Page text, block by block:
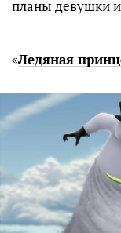
планы девушки
«Ледяная